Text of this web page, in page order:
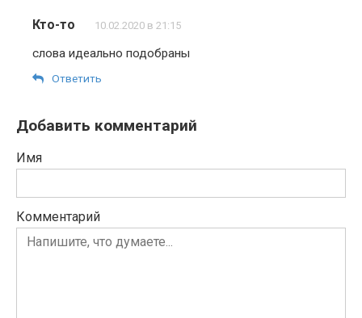
Кто-то 10.02.2020 в 21:15
слова идеально подобраны
Ответить
Добавить комментарий
Имя
Комментарий